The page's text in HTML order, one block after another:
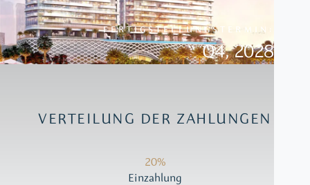
FERTIGSTELLUNGSTERMIN:
Q4, 2028
VERTEILUNG DER ZAHLUNGEN
20%
Einzahlung